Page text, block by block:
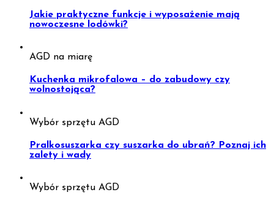
Jakie praktyczne funkcje i wyposażenie mają
nowoczesne lodówki?
AGD na miarę
Kuchenka mikrofalowa – do zabudowy czy
wolnostojąca?
Wybór sprzętu AGD
Pralkosuszarka czy suszarka do ubrań? Poznaj ich
zalety i wady
Wybór sprzętu AGD